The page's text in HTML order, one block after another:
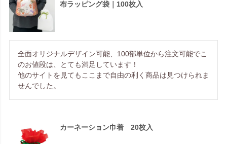
布ラッピング袋｜100枚入
全面オリジナルデザイン可能、100部単位から注文可能でこ
のお値段は、とても満足しています！
他のサイトを見てもここまで自由の利く商品は見つけられま
せんでした。
カーネーション巾着 20枚入